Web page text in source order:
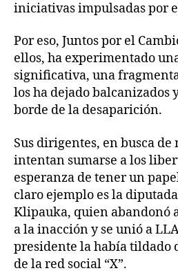
iniciativas impulsadas por
Por eso, Juntos por el
ellos, ha experimentado
significativa, una
los ha dejado balcanizados
borde de la desaparición.
Sus dirigentes, en busca de
intentan sumarse a los
esperanza de tener un
claro ejemplo es la
Klipauka, quien abandonó
a la inacción y se unió a
presidente la había tildado
de la red social “X”.